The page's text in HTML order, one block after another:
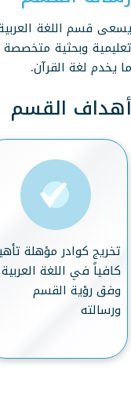
يسعى قسم اللغة
تعليمية وبحثية
ما يخدم لغة القرآن.
أهداف القسم
تخريج كوادر مؤهلة
كافياً في اللغة العربية
وفق رؤية القسم
ورسالته